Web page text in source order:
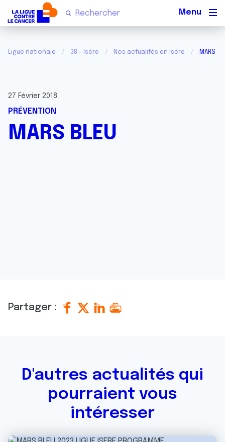
Ligue nationale 38 - Isère Nos actualités en Isère MARS
27 Février 2018
PRÉVENTION
MARS BLEU
Partager :
D'autres actualités qui
pourraient vous
intéresser